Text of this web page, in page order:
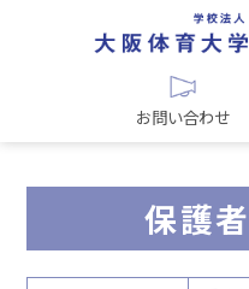
お問い合わせ
保護